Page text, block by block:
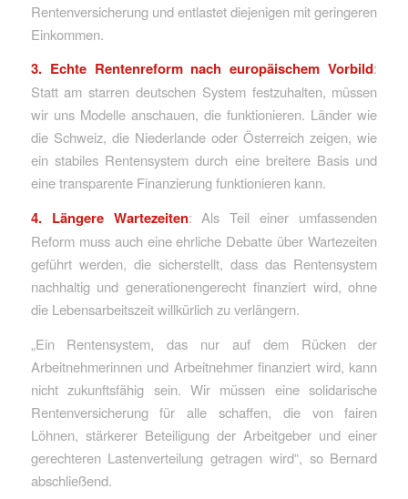
Rentenversicherung und entlastet diejenigen mit geringeren
Einkommen.
3. Echte Rentenreform nach europäischem Vorbild:
Statt am starren deutschen System festzuhalten, müssen
wir uns Modelle anschauen, die funktionieren. Länder wie
die Schweiz, die Niederlande oder Österreich zeigen, wie
ein stabiles Rentensystem durch eine breitere Basis und
eine transparente Finanzierung funktionieren kann.
4. Längere Wartezeiten: Als Teil einer umfassenden
Reform muss auch eine ehrliche Debatte über Wartezeiten
geführt werden, die sicherstellt, dass das Rentensystem
nachhaltig und generationengerecht finanziert wird, ohne
die Lebensarbeitszeit willkürlich zu verlängern.
„Ein Rentensystem, das nur auf dem Rücken der
Arbeitnehmerinnen und Arbeitnehmer finanziert wird, kann
nicht zukunftsfähig sein. Wir müssen eine solidarische
Rentenversicherung für alle schaffen, die von fairen
Löhnen, stärkerer Beteiligung der Arbeitgeber und einer
gerechteren Lastenverteilung getragen wird“, so Bernard
abschließend.